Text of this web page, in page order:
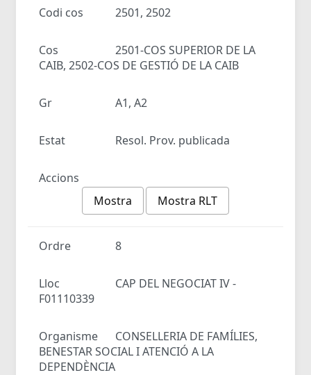
Codi cos 2501, 2502
Cos
2501-COS SUPERIOR DE LA
CAIB, 2502-COS DE GESTIÓ DE LA CAIB
Gr A1, A2
Estat Resol. Prov. publicada
Accions
Mostra
Mostra RLT
Ordre 8
Lloc
CAP DEL NEGOCIAT IV -
F01110339
Organisme
CONSELLERIA DE FAMÍLIES,
BENESTAR SOCIAL I ATENCIÓ A LA
DEPENDÈNCIA